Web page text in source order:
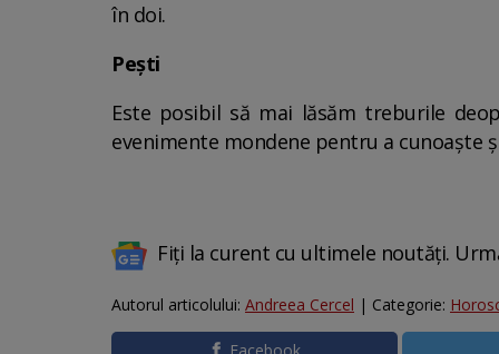
în doi.
Pești
Este posibil să mai lăsăm treburile
evenimente mondene pentru a cunoaște
Fiți la curent cu ultimele noutăți.
Autorul articolului: Andreea Cercel | Categorie: